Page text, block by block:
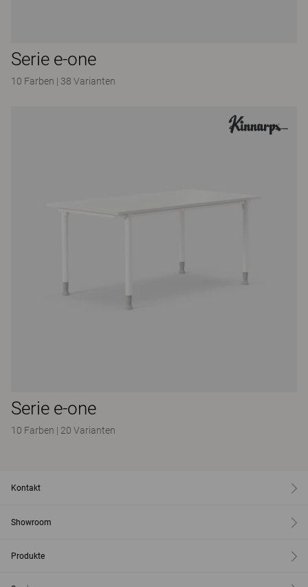
Serie e-one
10 Farben | 38 Varianten
Serie e-one
10 Farben | 20 Varianten
Kontakt
Showroom
Produkte